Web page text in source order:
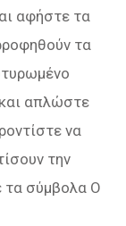
αφήστε τα
τα
απλώστε
να
την
τα σύμβολα Ο